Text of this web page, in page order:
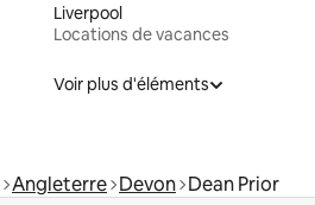
Liverpool
Locations de vacances
Voir plus d'éléments
Angleterre Devon Dean Prior